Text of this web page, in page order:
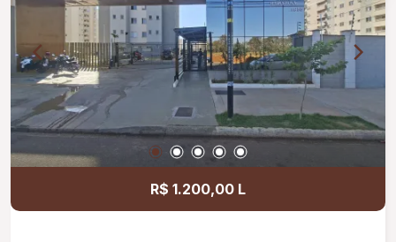
supermercados, panificadora, academias,
escolas, praças e aeroporto da região.
R$ 1.200,00 L